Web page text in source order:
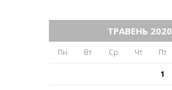
ТРАВЕНЬ 2020
Пн Вт Ср Чт Пт
1